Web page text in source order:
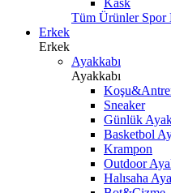
Kask
Tüm Ürünler Spor
Erkek
Erkek
Ayakkabı
Ayakkabı
Sneaker
Günlük
Basketbol
Krampon
Outdoor
Halısaha